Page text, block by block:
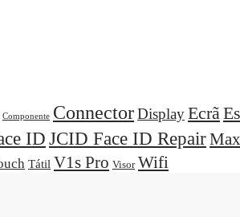
Componente ConnectorDisplayEcrã
IDJCID Face ID RepairMax
Tátil V1s Pro Visor Wifi